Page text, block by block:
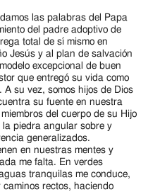
las palabras del Papa
del padre adoptivo de
total de sí mismo en
Jesús y al plan de salvación
excepcional de buen
que entregó su vida como
su vez, somos hijos de Dios
su fuente en nuestra
del cuerpo de su Hijo
la piedra angular sobre y
generalizados.
en nuestras mentes y
me falta. En verdes
tranquilas me conduce,
rectos, haciendo